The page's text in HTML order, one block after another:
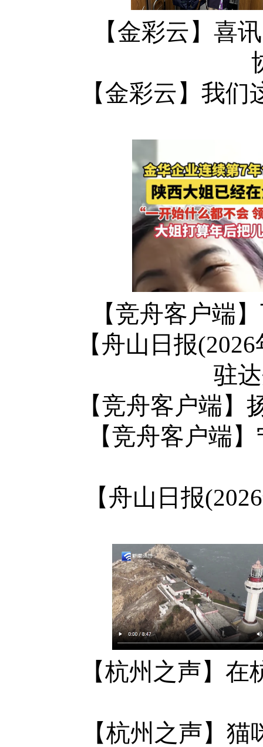
【金彩云】喜
【金彩云】我
【竞舟客户端
【舟山日报
驻
【竞舟客户端
【竞舟客户端
【舟山日报(
【杭州之声】
【杭州之声】